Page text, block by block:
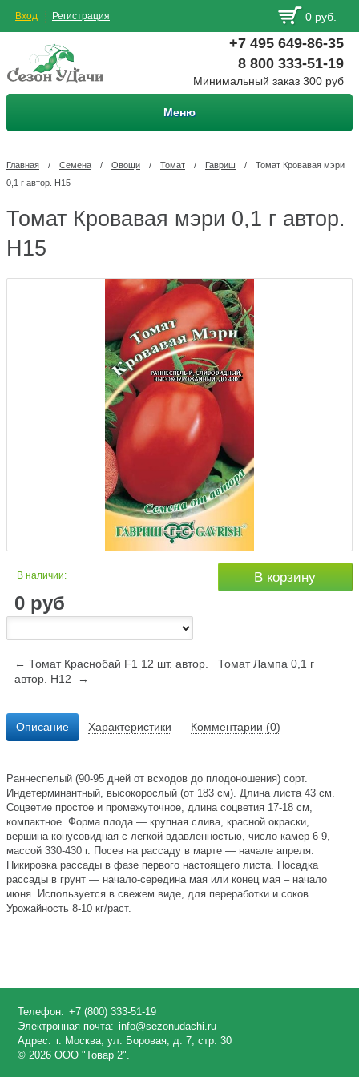
Вход Регистрация 0 руб.
+7 495 649-86-35
8 800 333-51-19
Минимальный заказ 300 руб
Меню
Главная / Семена / Овощи / Томат / Гавриш /
Томат Кровавая мэри
0,1 г автор. Н15
Томат Кровавая мэри 0,1 г автор.
Н15
В наличии:
0 руб
В корзину
← Томат Краснобай F1 12 шт. автор.
Томат Лампа 0,1 г
автор. Н12 →
Описание Характеристики Комментарии (0)
Раннеспелый (90-95 дней от всходов до плодоношения) сорт.
Индетерминантный, высокорослый (от 183 см). Длина листа 43 см.
Соцветие простое и промежуточное, длина соцветия 17-18 см,
компактное. Форма плода — крупная слива, красной окраски,
вершина конусовидная с легкой вдавленностью, число камер 6-9,
массой 330-430 г. Посев на рассаду в марте — начале апреля.
Пикировка рассады в фазе первого настоящего листа. Посадка
рассады в грунт — начало-середина мая или конец мая – начало
июня. Используется в свежем виде, для переработки и соков.
Урожайность 8-10 кг/раст.
Телефон: +7 (800) 333-51-19
Электронная почта: info@sezonudachi.ru
Адрес: г. Москва, ул. Боровая, д. 7, стр. 30
© 2026 ООО "Товар 2".